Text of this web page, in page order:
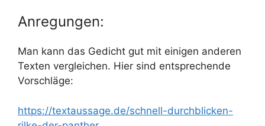
Anregungen:
Man kann das Gedicht gut mit einigen anderen
Texten vergleichen. Hier sind entsprechende
Vorschläge:
https://textaussage.de/schnell-durchblicken-